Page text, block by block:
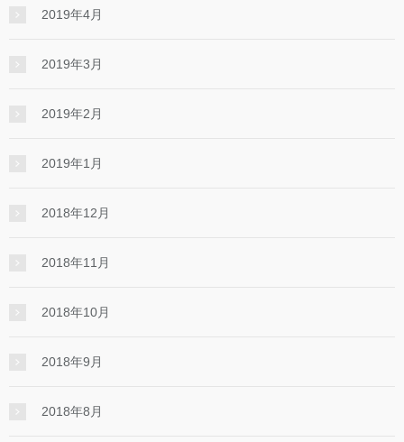
2019年4月
2019年3月
2019年2月
2019年1月
2018年12月
2018年11月
2018年10月
2018年9月
2018年8月